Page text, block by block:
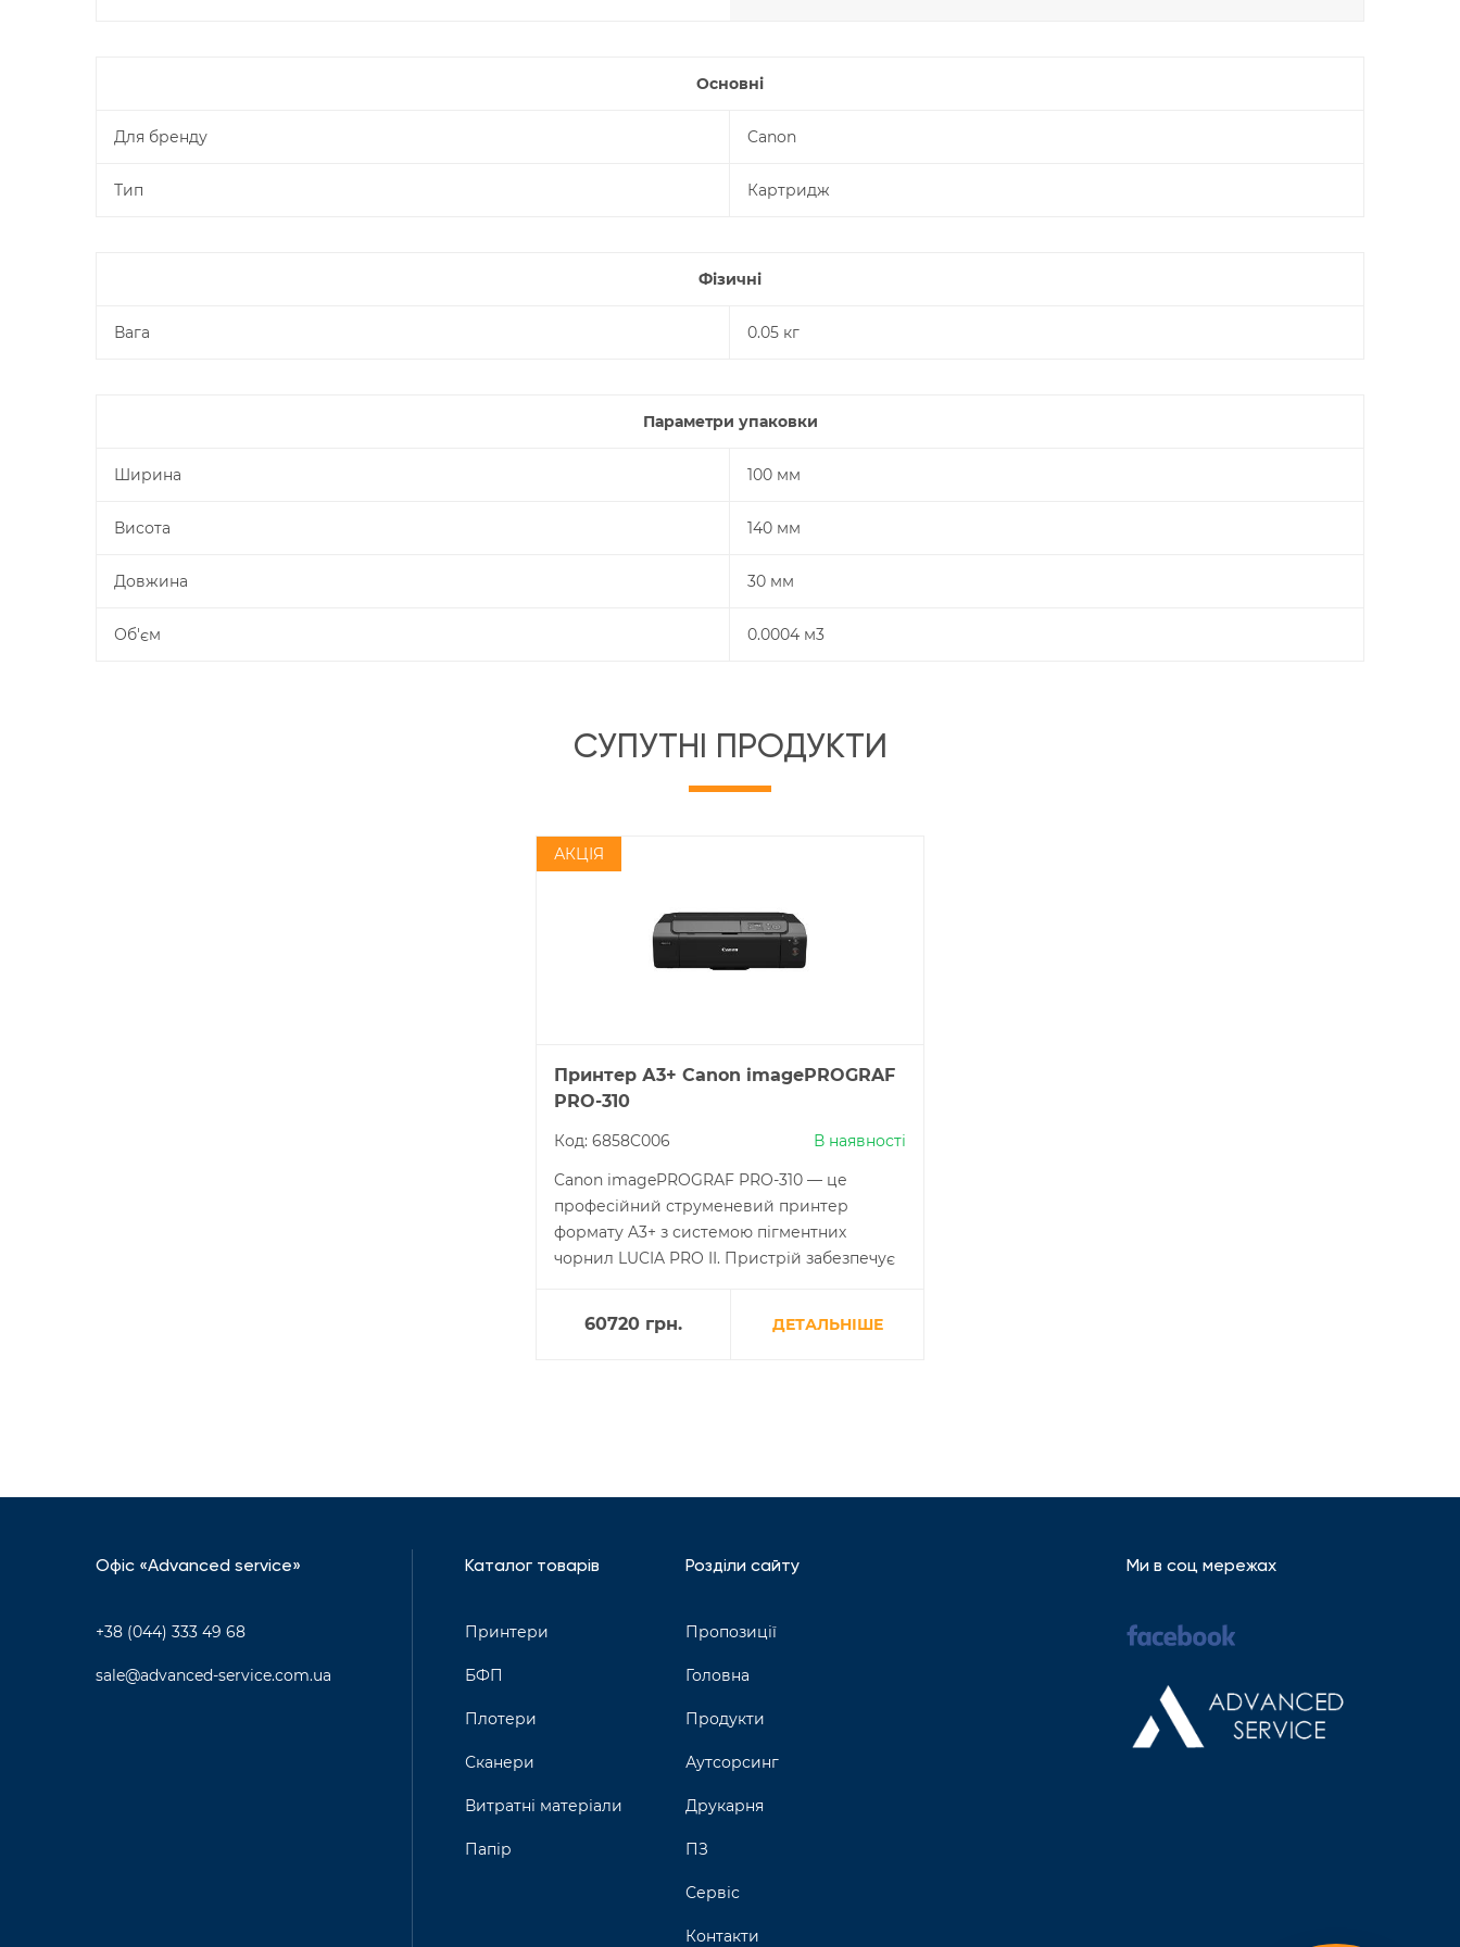
Основні
Для бренду Canon
Тип Картридж
Фізичні
Вага 0.05 кг
Параметри упаковки
Ширина 100 мм
Висота 140 мм
Довжина 30 мм
Об'єм 0.0004 м3
СУПУТНІ ПРОДУКТИ
АКЦІЯ
Принтер А3+ Canon imagePROGRAF
PRO-310
Код: 6858C006
В наявності
Canon imagePROGRAF PRO-310 — це
професійний струменевий принтер
формату A3+ з системою пігментних
чорнил LUCIA PRO II. Пристрій забезпечує
різної щільності та форматів, включно з
60720 грн. ДЕТАЛЬНІШЕ
Офіс «Advanced service»
+38 (044) 333 49 68
sale@advanced-service.com.ua
Каталог товарів
Принтери
БФП
Плотери
Сканери
Витратні матеріали
Папір
Розділи сайту
Пропозиції
Головна
Продукти
Аутсорсинг
Друкарня
ПЗ
Сервіс
Контакти
Ми в соц мережах